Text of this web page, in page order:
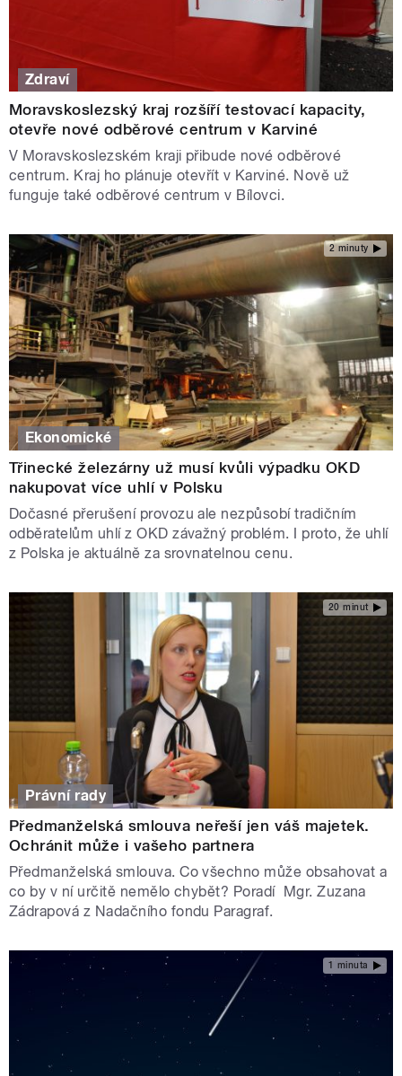
Zdraví
Moravskoslezský kraj rozšíří testovací kapacity,
otevře nové odběrové centrum v Karviné
V Moravskoslezském kraji přibude nové odběrové
centrum. Kraj ho plánuje otevřít v Karviné. Nově už
funguje také odběrové centrum v Bílovci.
2 minuty
Ekonomické
Třinecké železárny už musí kvůli výpadku OKD
nakupovat více uhlí v Polsku
Dočasné přerušení provozu ale nezpůsobí tradičním
odběratelům uhlí z OKD závažný problém. I proto, že uhlí
z Polska je aktuálně za srovnatelnou cenu.
20 minut
Právní rady
Předmanželská smlouva neřeší jen váš majetek.
Ochránit může i vašeho partnera
Předmanželská smlouva. Co všechno může obsahovat a
co by v ní určitě nemělo chybět? Poradí Mgr. Zuzana
Zádrapová z Nadačního fondu Paragraf.
1 minuta